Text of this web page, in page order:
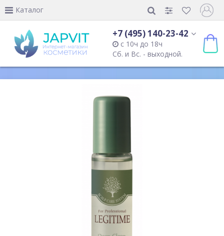
Каталог
+7 (495) 140-23-42
с 10ч до 18ч
Сб. и Вс. - выходной.